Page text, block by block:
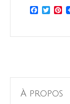
À propos